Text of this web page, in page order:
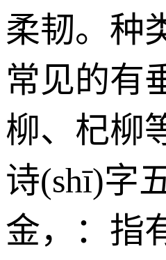
柔韧。种
常见的有
柳、杞柳
诗(shī)字
金，：指